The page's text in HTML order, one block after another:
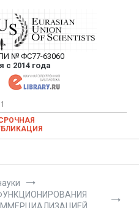
Союз Ученых —
статей в
журнале
№ ФС77-63060
с 2014 года
научных статей в
журнале